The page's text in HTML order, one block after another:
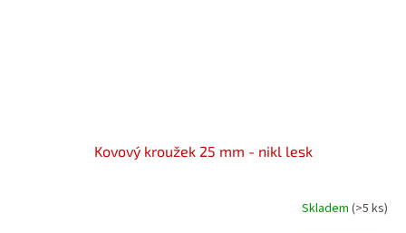
Kovový kroužek 25 mm - nikl lesk
Skladem (>5 ks)